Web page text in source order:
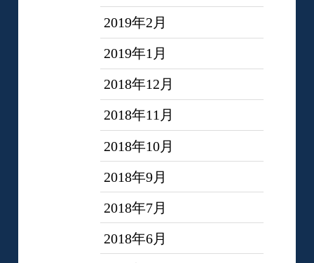
2019年2月
2019年1月
2018年12月
2018年11月
2018年10月
2018年9月
2018年7月
2018年6月